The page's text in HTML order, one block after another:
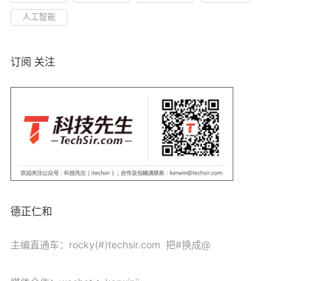
人工智能
订阅 关注
德正仁和
主编直通车：rocky(#)techsir.com 把#换成@